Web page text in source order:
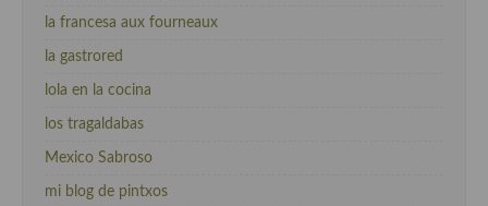
la francesa aux fourneaux
la gastrored
lola en la cocina
los tragaldabas
Mexico Sabroso
mi blog de pintxos